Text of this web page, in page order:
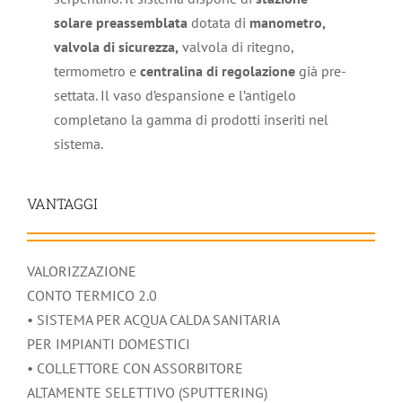
solare preassemblatadotata di manometro,
valvola di sicurezza,valvola di ritegno,
termometro e centralina di regolazionegià pre-
settata. Il vaso d’espansione e l’antigelo
completano la gamma di prodotti inseriti nel
sistema.
VANTAGGI
VALORIZZAZIONE
CONTO TERMICO 2.0
• SISTEMA PER ACQUA CALDA SANITARIA
PER IMPIANTI DOMESTICI
• COLLETTORE CON ASSORBITORE
ALTAMENTE SELETTIVO (SPUTTERING)